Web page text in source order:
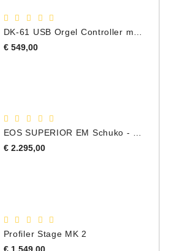
€ 549,00Prijs
EOS SUPERIOR EM Schuko - C15 - Netstroom Kabel, 1.0 Meter
€ 2.295,00Prijs
Profiler Stage MK 2
Prijs